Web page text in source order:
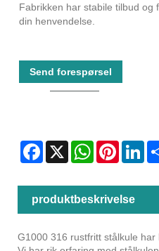
Fabrikken har stabile tilbud og
din henvendelse.
Send forespørsel
Facebook
X WhatsAppPinterest
produktbeskrivelse
G1000 316 rustfritt stålkule